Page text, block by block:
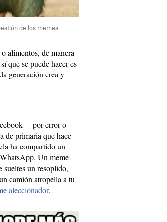
de los memes.
alimentos, de manera
que se puede hacer es
generación crea y
—por error o
de primaria que hace
ha compartido un
Un meme
sueltes un resoplido,
camión atropella a tu
aleccionador.